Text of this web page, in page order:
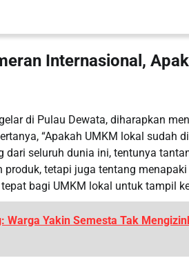
Internasional,
di Pulau Dewata, diharapkan
“Apakah UMKM lokal sudah
seluruh dunia ini, tentunya
tetapi juga tentang
bagi UMKM lokal untuk tampil
Yakin Semesta Tak